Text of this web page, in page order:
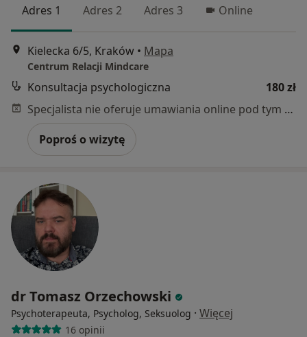
Adres 1
Adres 2 Adres 3 Online
Kielecka 6/5, Kraków • Mapa
Centrum Relacji Mindcare
Konsultacja psychologiczna
180 zł
Specjalista nie oferuje umawiania online pod tym adresem.
Poproś o wizytę
dr Tomasz Orzechowski
Psychoterapeuta, Psycholog, Seksuolog · Więcej
16 opinii